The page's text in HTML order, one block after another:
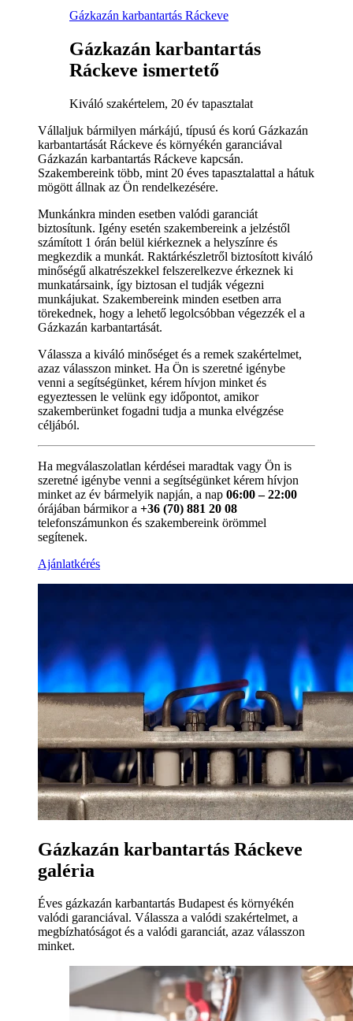
Gázkazán karbantartás Ráckeve
Gázkazán karbantartás
Ráckeve ismertető
Kiváló szakértelem, 20 év tapasztalat
Vállaljuk bármilyen márkájú, típusú és korú Gázkazán
karbantartását Ráckeve és környékén garanciával
Gázkazán karbantartás Ráckeve kapcsán.
Szakembereink több, mint 20 éves tapasztalattal a hátuk
mögött állnak az Ön rendelkezésére.
Munkánkra minden esetben valódi garanciát
biztosítunk. Igény esetén szakembereink a jelzéstől
számított 1 órán belül kiérkeznek a helyszínre és
megkezdik a munkát. Raktárkészletről biztosított kiváló
minőségű alkatrészekkel felszerelkezve érkeznek ki
munkatársaink, így biztosan el tudják végezni
munkájukat. Szakembereink minden esetben arra
törekednek, hogy a lehető legolcsóbban végezzék el a
Gázkazán karbantartását.
Válassza a kiváló minőséget és a remek szakértelmet,
azaz válasszon minket. Ha Ön is szeretné igénybe
venni a segítségünket, kérem hívjon minket és
egyeztessen le velünk egy időpontot, amikor
szakemberünket fogadni tudja a munka elvégzése
céljából.
Ha megválaszolatlan kérdései maradtak vagy Ön is
szeretné igénybe venni a segítségünket kérem hívjon
minket az év bármelyik napján, a nap 06:00 – 22:00
órájában bármikor a +36 (70) 881 20 08
telefonszámunkon és szakembereink örömmel
segítenek.
Ajánlatkérés
Gázkazán karbantartás Ráckeve
galéria
Éves gázkazán karbantartás Budapest és környékén
valódi garanciával. Válassza a valódi szakértelmet, a
megbízhatóságot és a valódi garanciát, azaz válasszon
minket.